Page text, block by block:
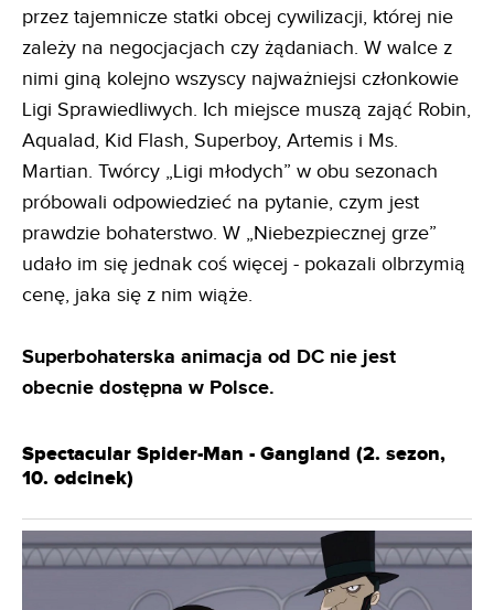
przez tajemnicze statki obcej cywilizacji, której nie
zależy na negocjacjach czy żądaniach. W walce z
nimi giną kolejno wszyscy najważniejsi członkowie
Ligi Sprawiedliwych. Ich miejsce muszą zająć Robin,
Aqualad, Kid Flash, Superboy, Artemis i Ms.
Martian. Twórcy „Ligi młodych” w obu sezonach
próbowali odpowiedzieć na pytanie, czym jest
prawdzie bohaterstwo. W „Niebezpiecznej grze”
udało im się jednak coś więcej - pokazali olbrzymią
cenę, jaka się z nim wiąże.
Superbohaterska animacja od DC nie jest
obecnie dostępna w Polsce.
Spectacular Spider-Man - Gangland (2. sezon,
10. odcinek)